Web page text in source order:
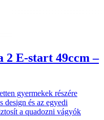
2 E-start 49ccm –
gyermekek részére
design és az egyedi
a quadozni vágyók